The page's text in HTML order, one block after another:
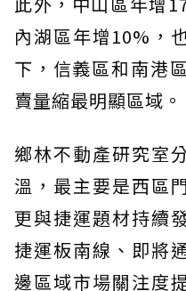
內湖區年增10%，
下，信義區和南港
賣量縮最明顯區域。
鄉林不動產研究室
溫，最主要是西區
更與捷運題材持續
捷運板南線、即將
邊區域市場關注度